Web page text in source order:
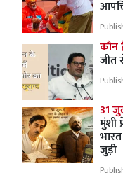
कौन
जीत
31
मुंशी
जुड़ी